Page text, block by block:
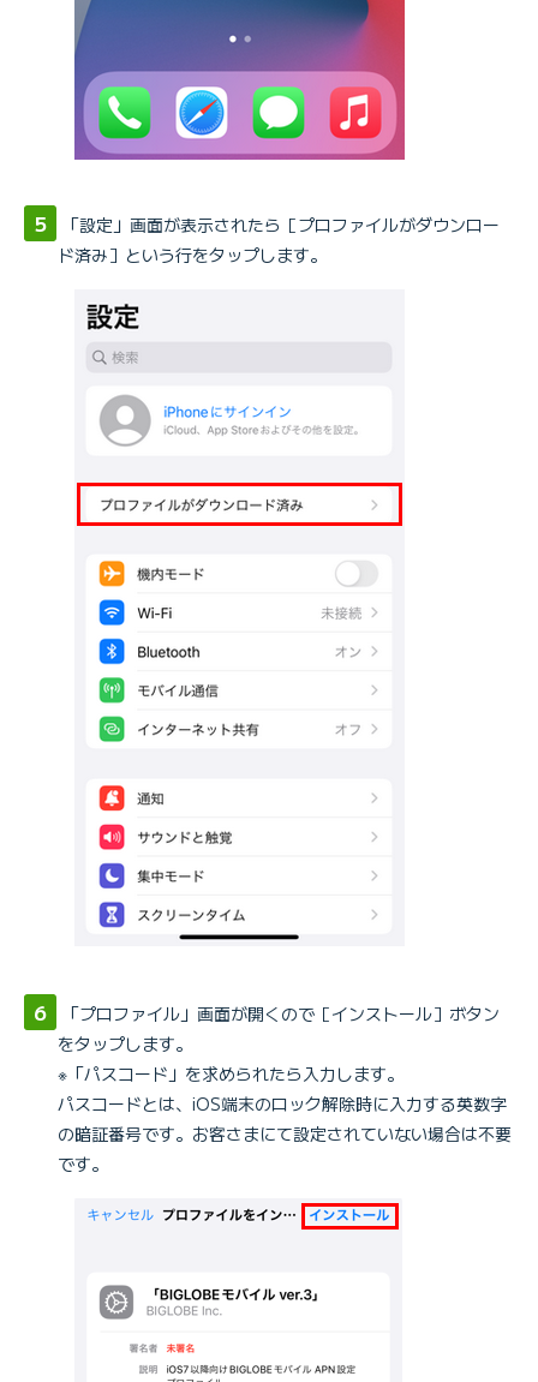
「設定」画面が表示されたら［プロファイルがダウンロー
ド済み］という行をタップします。
「プロファイル」画面が開くので［インストール］ボタン
をタップします。
※「パスコード」を求められたら入力します。
パスコードとは、iOS端末のロック解除時に入力する英数字
の暗証番号です。お客さまにて設定されていない場合は不要
です。